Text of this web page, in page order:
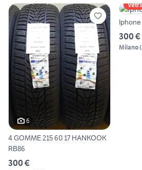
6
4 GOMME 215 60 17 HANKOOK
RB86
300 €
Iphone
300 €
Milano(